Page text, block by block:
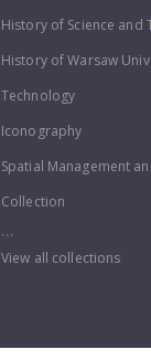
History of Science and
History of Warsaw
Technology
Iconography
Spatial Management
Collection
...
View all collections